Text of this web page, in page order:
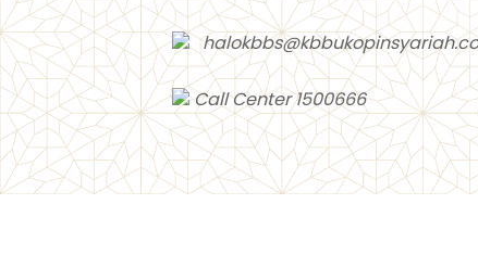
Call Center 1500666